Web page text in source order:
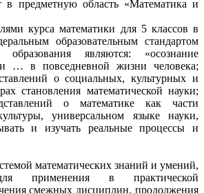
в предметную область «Математика и
курса математики для 5 классов в
образовательным стандартом
являются: «осознание
… в повседневной жизни человека;
о социальных, культурных и
становления математической науки;
о математике как части
универсальном языке науки,
и изучать реальные процессы и
математических знаний и умений,
применения в практической
смежных дисциплин, продолжения